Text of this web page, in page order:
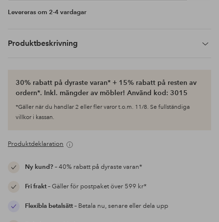
Levereras om 2-4 vardagar
Produktbeskrivning
30% rabatt på dyraste varan* + 15% rabatt på resten av
ordern*. Inkl. mängder av möbler! Använd kod: 3015
*Gäller när du handlar 2 eller fler varor t.o.m. 11/8. Se fullständiga
villkor i kassan.
Produktdeklaration
Ny kund?– 40% rabatt på dyraste varan*
Fri frakt– Gäller för postpaket över 599 kr*
Flexibla betalsätt– Betala nu, senare eller dela upp